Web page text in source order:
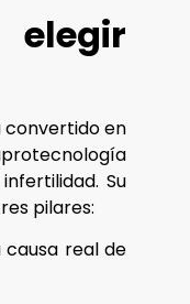
convertido en
Su
pilares:
causa real de